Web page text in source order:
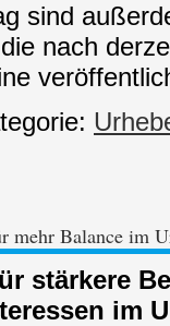
sind
nach
mehr Balance im
stärkere
im